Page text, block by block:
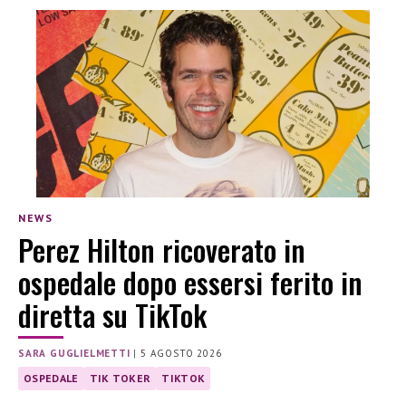
NEWS
Perez Hilton ricoverato in
ospedale dopo essersi ferito in
diretta su TikTok
SARA GUGLIELMETTI |5 AGOSTO 2026
OSPEDALE TIK TOKER TIKTOK